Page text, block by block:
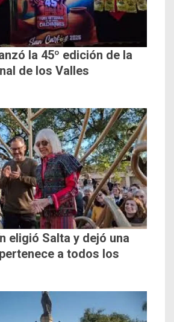
la 45º edición de la
de los Valles
eligió Salta y dejó una
a todos los